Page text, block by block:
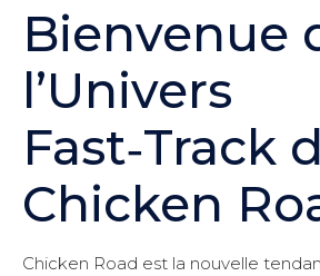
Bienvenue
l’Univers
Fast‑Track
Chicken
Chicken Road est la nouvelle